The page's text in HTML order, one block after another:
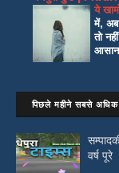
ये
में, अब
तो
आसान
पिछले महीने सबसे अधिक
वर्ष पूरे